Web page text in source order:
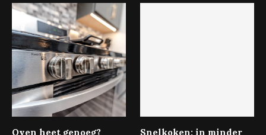
Oven heet genoeg? Snelkoken: in minder